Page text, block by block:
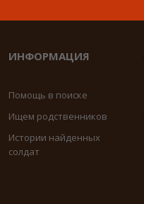
ИНФОРМАЦИЯ
Помощь в поиске
Ищем родственников
Истории найденных
солдат